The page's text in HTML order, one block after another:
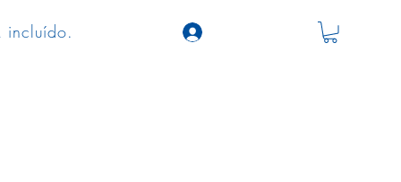
incluído.